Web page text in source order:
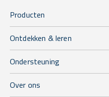
Producten
Ontdekken & leren
Ondersteuning
Over ons